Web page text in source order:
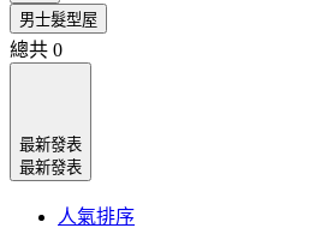
男士髮型屋
總共 0
最新發表
最新發表
人氣排序